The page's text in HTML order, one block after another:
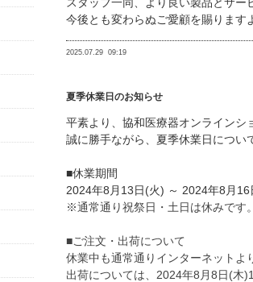
今後とも変わらぬご愛顧を賜ります
2025.07.29 09:19
夏季休業日のお知らせ
平素より、協和医療器オンラインシ
誠に勝手ながら、夏季休業日につい
■休業期間
2024年8月13日(火) ～ 2024年8月16
※通常通り祝祭日・土日は休みです。
■ご注文・出荷について
休業中も通常通りインターネットよ
出荷については、2024年8月8日(木